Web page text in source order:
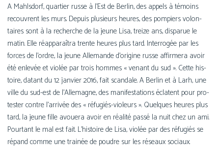
A Mahlsdorf, quar­tier russe à l’Est de Berlin, des appels à témoins
recouvrent les murs. Depuis plu­sieurs heures, des pom­piers volon­
taires sont à la recherche de la jeune Lisa, treize ans, dis­pa­rue le
matin. Elle réap­pa­raî­tra trente heures plus tard. Interrogée par les
forces de l’ordre, la jeune Allemande d’origine russe affir­me­ra avoir
été enle­vée et vio­lée par trois hommes « venant du sud ». Cette his­
toire, datant du 12 jan­vier 2016, fait scan­dale. A Berlin et à Larh, une
ville du sud-est de l’Allemagne, des mani­fes­ta­tions éclatent pour pro­
tes­ter contre l’arrivée des « réfugiés-violeurs ». Quelques heures plus
tard, la jeune fille avoue­ra avoir en réa­li­té pas­sé la nuit chez un ami.
Pourtant le mal est fait. L’histoire de Lisa, vio­lée par des réfu­giés se
répand comme une trai­née de poudre sur les réseaux sociaux.